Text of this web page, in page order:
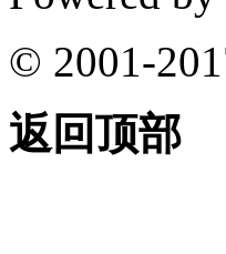
© 2001-
返回顶部